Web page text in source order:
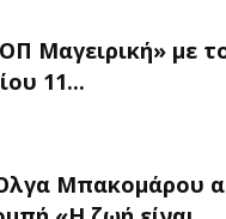
Μαγειρική» με
11...
Μπακομάρου